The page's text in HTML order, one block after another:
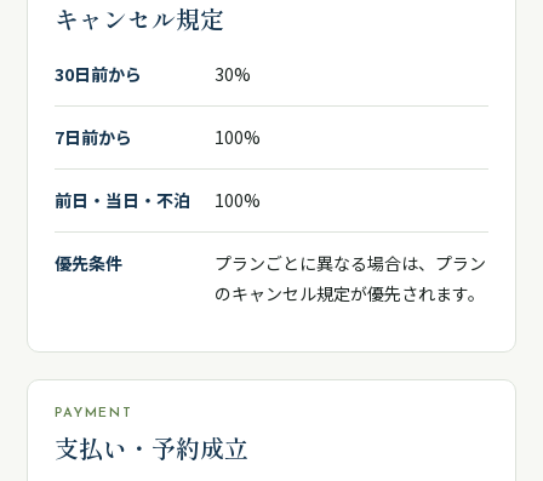
キャンセル規定
30日前から 30%
7日前から 100%
前日・当日・不泊 100%
優先条件
プランごとに異なる場合は、プラン
のキャンセル規定が優先されます。
PAYMENT
支払い・予約成立